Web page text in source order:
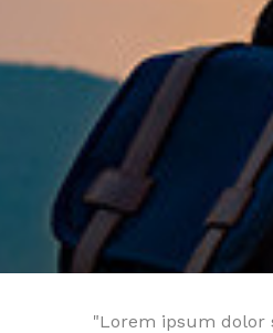
"Lorem ipsum dolor